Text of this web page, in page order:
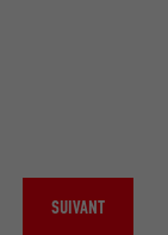
SUIVANT